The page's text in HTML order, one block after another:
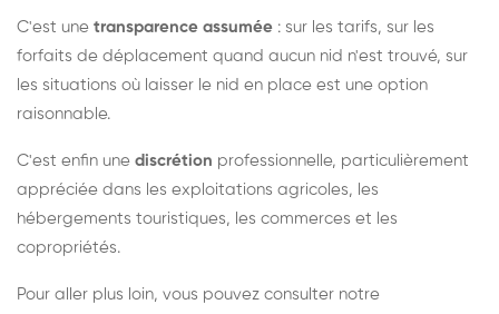
C'est une transparence assumée : sur les tarifs, sur les
forfaits de déplacement quand aucun nid n'est trouvé, sur
les situations où laisser le nid en place est une option
raisonnable.
C'est enfin une discrétion professionnelle, particulièrement
appréciée dans les exploitations agricoles, les
hébergements touristiques, les commerces et les
copropriétés.
Pour aller plus loin, vous pouvez consulter notre